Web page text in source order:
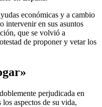
económicas y a cambio
intervenir en sus asuntos
que se volvió a
de proponer y vetar los
perjudicada en
aspectos de su vida,